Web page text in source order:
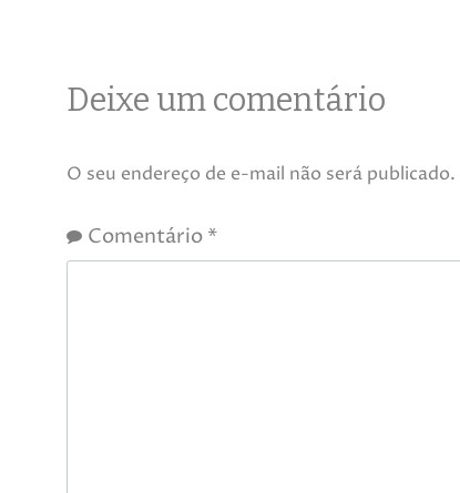
Deixe um comentário
O seu endereço de e-mail não será publicado.
Comentário *